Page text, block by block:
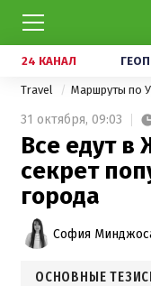
24 КАНАЛ
Travel Маршруты по
31 октября, 09:03
Все едут
секрет
города
София
ОСНОВНЫЕ